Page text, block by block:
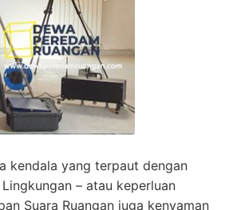
kendala yang terpaut dengan
– atau keperluan
Suara Ruangan juga kenyaman